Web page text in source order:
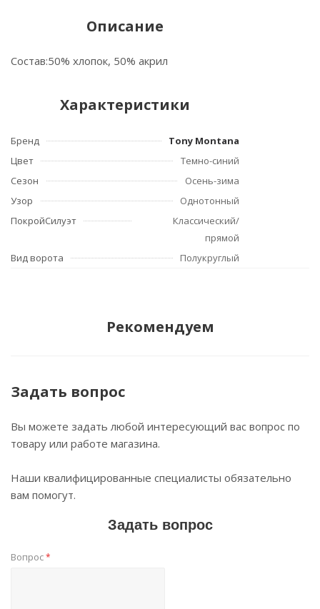
Описание
Состав:50% хлопок, 50% акрил
Характеристики
Бренд
Tony Montana
Цвет
Темно-синий
Сезон
Осень-зима
Узор
Однотонный
ПокройСилуэт
Классический/
прямой
Вид ворота
Полукруглый
Рекомендуем
Задать вопрос
Вы можете задать любой интересующий вас вопрос по
товару или работе магазина.
Наши квалифицированные специалисты обязательно
вам помогут.
Задать вопрос
Вопрос*